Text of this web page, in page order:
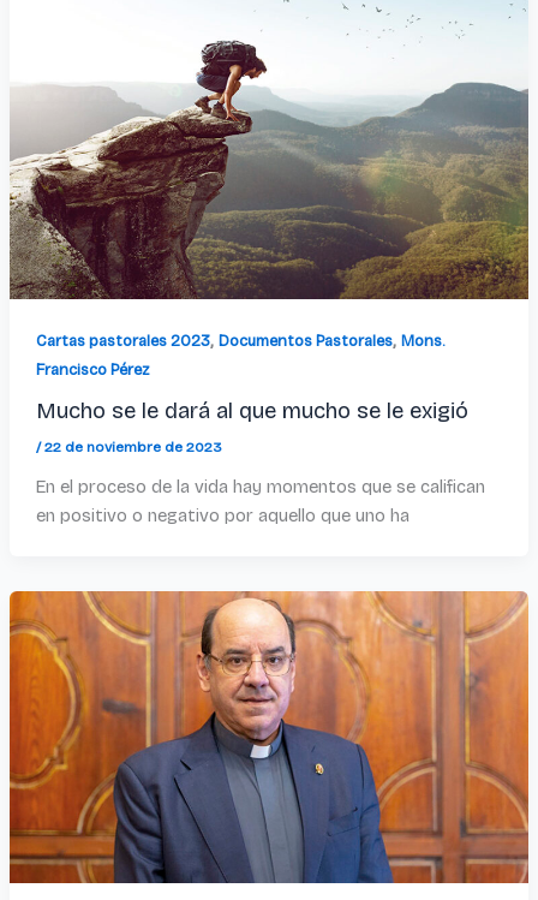
Cartas pastorales 2023, Documentos Pastorales, Mons.
Francisco Pérez
Mucho se le dará al que mucho se le exigió
/22 de noviembre de 2023
En el proceso de la vida hay momentos que se califican
en positivo o negativo por aquello que uno ha